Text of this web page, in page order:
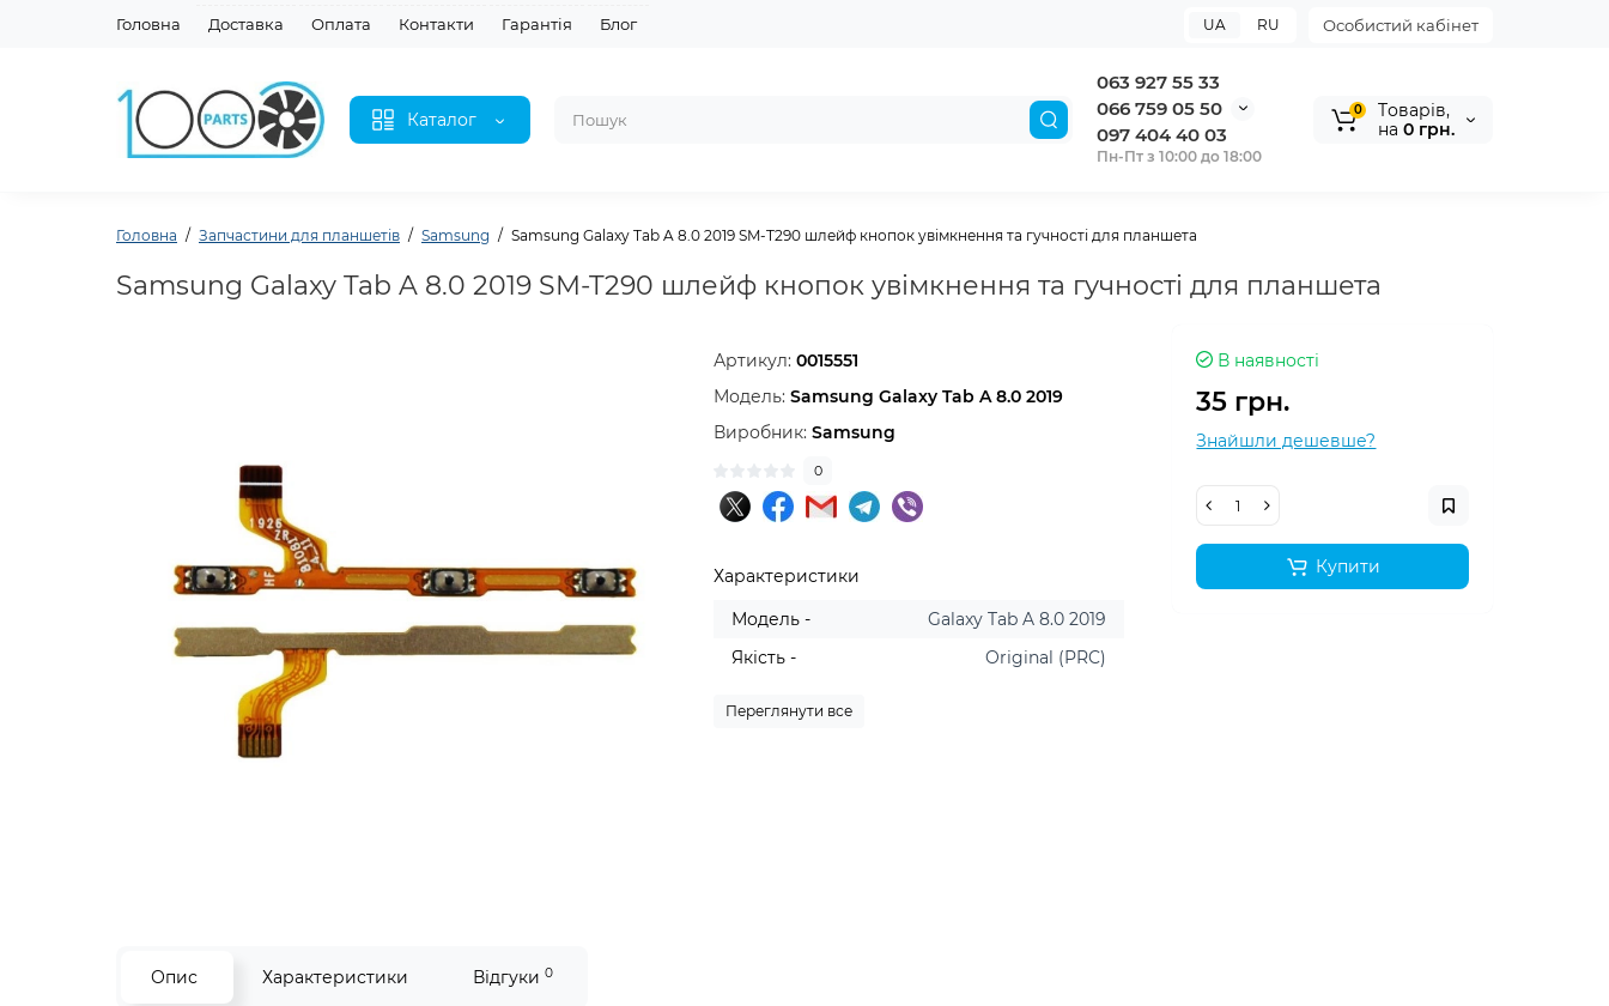
Головна Доставка Оплата Контакти Гарантія Блог Особистий кабінет
UA RU
Каталог
063 927 55 33
066 759 05 50
097 404 40 03
Пн-Пт з 10:00 до 18:00
0
Tоварів,
на 0 грн.
Головна Запчастини для планшетів Samsung Samsung Galaxy Tab A 8.0 2019 SM-T290 шлейф кнопок увімкнення та гучності для планшета
Samsung Galaxy Tab A 8.0 2019 SM-T290 шлейф кнопок увімкнення та гучності для планшета
Артикул:0015551
Модель:Samsung Galaxy Tab A 8.0 2019
Виробник:Samsung
0
Характеристики
Модель -
Galaxy Tab A 8.0 2019
Якість -
Original (PRC)
Переглянути все
В наявності
35 грн.
Знайшли дешевше?
Купити
Опис Характеристики Відгуки 0